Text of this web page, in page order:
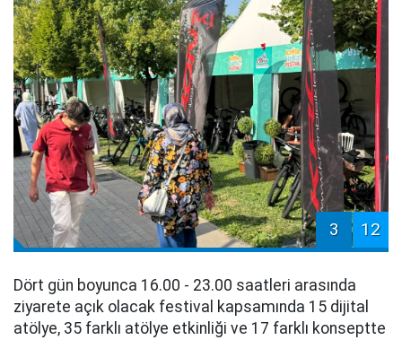
3 12
Dört gün boyunca 16.00 - 23.00 saatleri arasında
ziyarete açık olacak festival kapsamında 15 dijital
atölye, 35 farklı atölye etkinliği ve 17 farklı konseptte